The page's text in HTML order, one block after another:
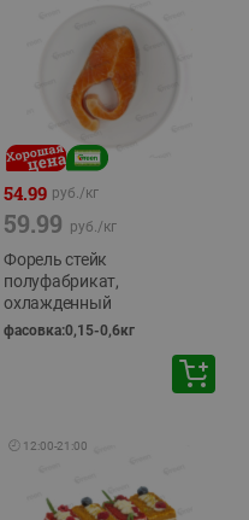
54.99 руб./кг
59.99 руб./кг
Форель стейк
полуфабрикат,
охлажденный
фасовка:0,15-0,6кг
🕘 12:00-21:00